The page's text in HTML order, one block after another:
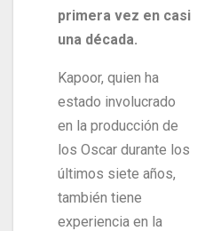
primera vez en casi
una década.
Kapoor, quien ha
estado involucrado
en la producción de
los Oscar durante los
últimos siete años,
también tiene
experiencia en la